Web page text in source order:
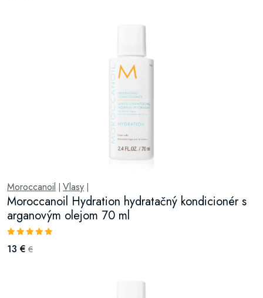
Moroccanoil Vlasy
Moroccanoil Hydration hydratačný kondicionér s
arganovým olejom 70 ml
13 € €